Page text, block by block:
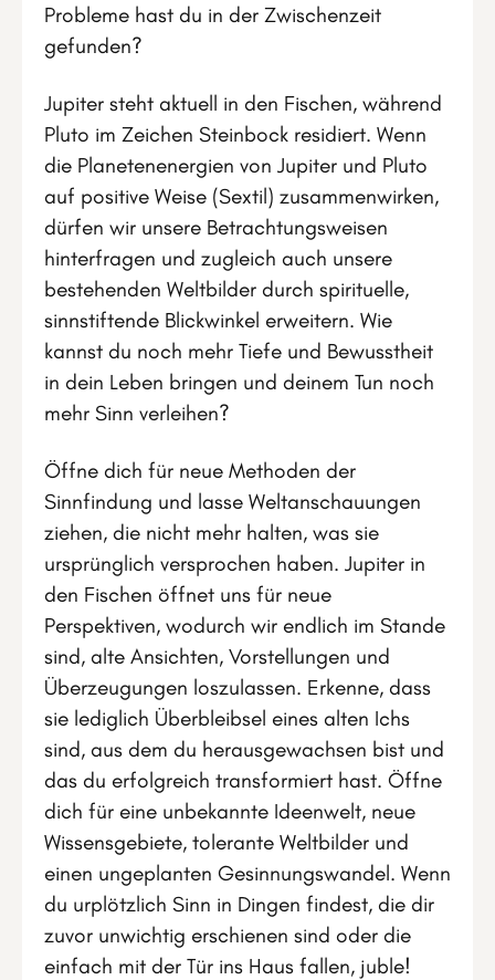
Probleme hast du in der Zwischenzeit
gefunden?
Jupiter steht aktuell in den Fischen, während
Pluto im Zeichen Steinbock residiert. Wenn
die Planetenenergien von Jupiter und Pluto
auf positive Weise (Sextil) zusammenwirken,
dürfen wir unsere Betrachtungsweisen
hinterfragen und zugleich auch unsere
bestehenden Weltbilder durch spirituelle,
sinnstiftende Blickwinkel erweitern. Wie
kannst du noch mehr Tiefe und Bewusstheit
in dein Leben bringen und deinem Tun noch
mehr Sinn verleihen?
Öffne dich für neue Methoden der
Sinnfindung und lasse Weltanschauungen
ziehen, die nicht mehr halten, was sie
ursprünglich versprochen haben. Jupiter in
den Fischen öffnet uns für neue
Perspektiven, wodurch wir endlich im Stande
sind, alte Ansichten, Vorstellungen und
Überzeugungen loszulassen. Erkenne, dass
sie lediglich Überbleibsel eines alten Ichs
sind, aus dem du herausgewachsen bist und
das du erfolgreich transformiert hast. Öffne
dich für eine unbekannte Ideenwelt, neue
Wissensgebiete, tolerante Weltbilder und
einen ungeplanten Gesinnungswandel. Wenn
du urplötzlich Sinn in Dingen findest, die dir
zuvor unwichtig erschienen sind oder die
einfach mit der Tür ins Haus fallen, juble!